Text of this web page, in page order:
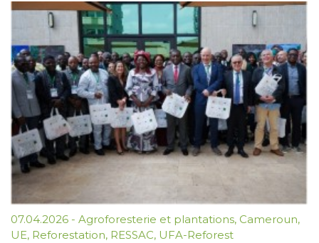
07.04.2026 - Agroforesterie et plantations, Cameroun,
UE, Reforestation, RESSAC, UFA-Reforest